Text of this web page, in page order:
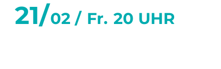
21/02 / Fr. 20 UHR